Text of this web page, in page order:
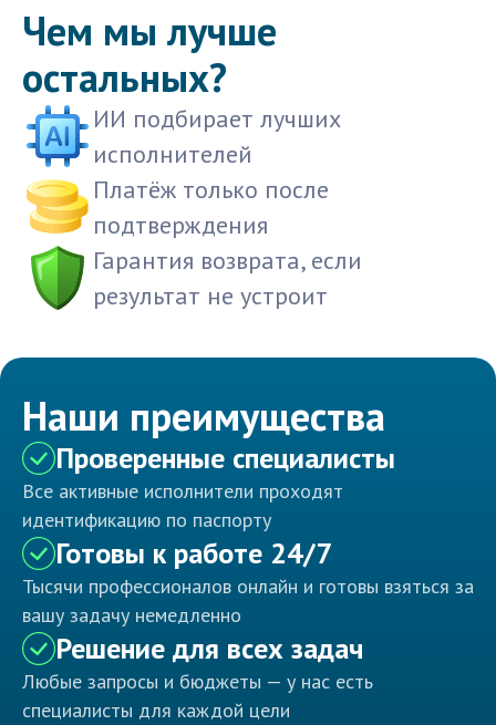
Чем мы лучше
остальных?
ИИ подбирает лучших
исполнителей
Платёж только после
подтверждения
Гарантия возврата, если
результат не устроит
Наши преимущества
Проверенные специалисты
Все активные исполнители проходят
идентификацию по паспорту
Готовы к работе 24/7
Тысячи профессионалов онлайн и готовы взяться за
вашу задачу немедленно
Решение для всех задач
Любые запросы и бюджеты — у нас есть
специалисты для каждой цели